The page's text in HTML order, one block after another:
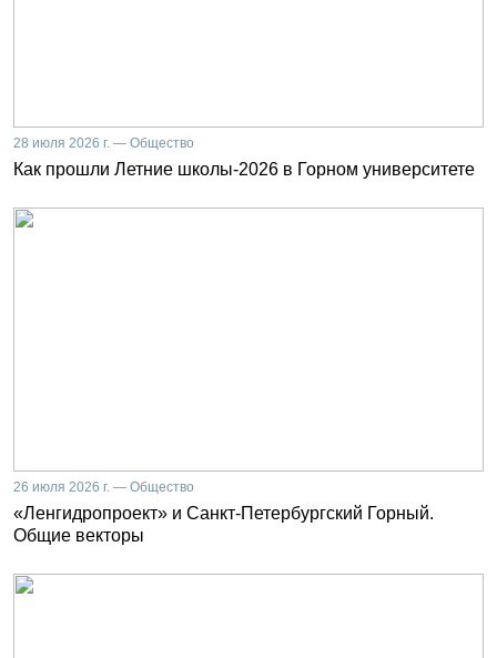
28 июля 2026 г. — Общество
Как прошли Летние школы-2026 в Горном университете
26 июля 2026 г. — Общество
«Ленгидропроект» и Санкт-Петербургский Горный.
Общие векторы